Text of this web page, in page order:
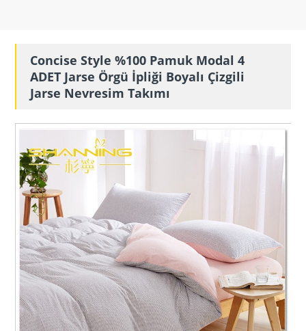
Concise Style %100 Pamuk Modal 4
ADET Jarse Örgü İpliği Boyalı Çizgili
Jarse Nevresim Takımı